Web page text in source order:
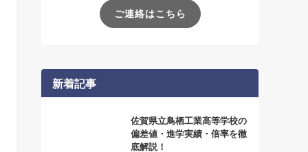
ご連絡はこちら
新着記事
佐賀県立鳥栖工業高等学校の
偏差値・進学実績・倍率を徹
底解説！